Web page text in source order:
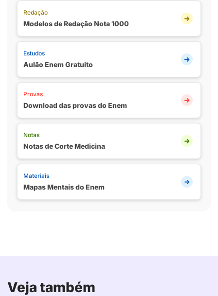
Redação
Modelos de Redação Nota 1000
Estudos
Aulão Enem Gratuito
Provas
Download das provas do Enem
Notas
Notas de Corte Medicina
Materiais
Mapas Mentais do Enem
Veja também